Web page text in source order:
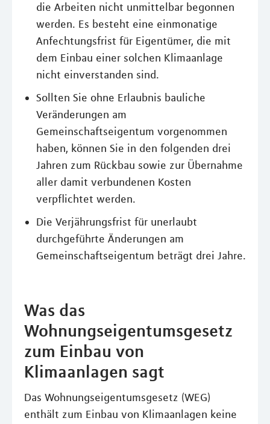
die Arbeiten nicht unmittelbar begonnen
werden. Es besteht eine einmonatige
Anfechtungsfrist für Eigentümer, die mit
dem Einbau einer solchen Klimaanlage
nicht einverstanden sind.
Sollten Sie ohne Erlaubnis bauliche
Veränderungen am
Gemeinschaftseigentum vorgenommen
haben, können Sie in den folgenden drei
Jahren zum Rückbau sowie zur Übernahme
aller damit verbundenen Kosten
verpflichtet werden.
Die Verjährungsfrist für unerlaubt
durchgeführte Änderungen am
Gemeinschaftseigentum beträgt drei Jahre.
Was das
Wohnungseigentumsgesetz
zum Einbau von
Klimaanlagen sagt
Das Wohnungseigentumsgesetz (WEG)
enthält zum Einbau von Klimaanlagen keine